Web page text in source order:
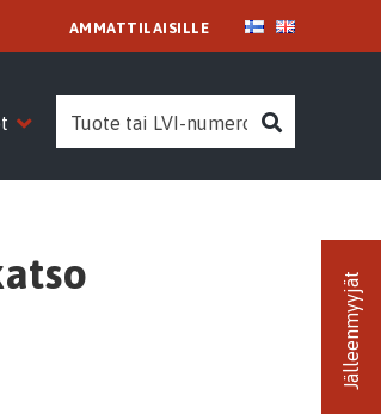
AMMATTILAISILLE
Jälleenmyyjät